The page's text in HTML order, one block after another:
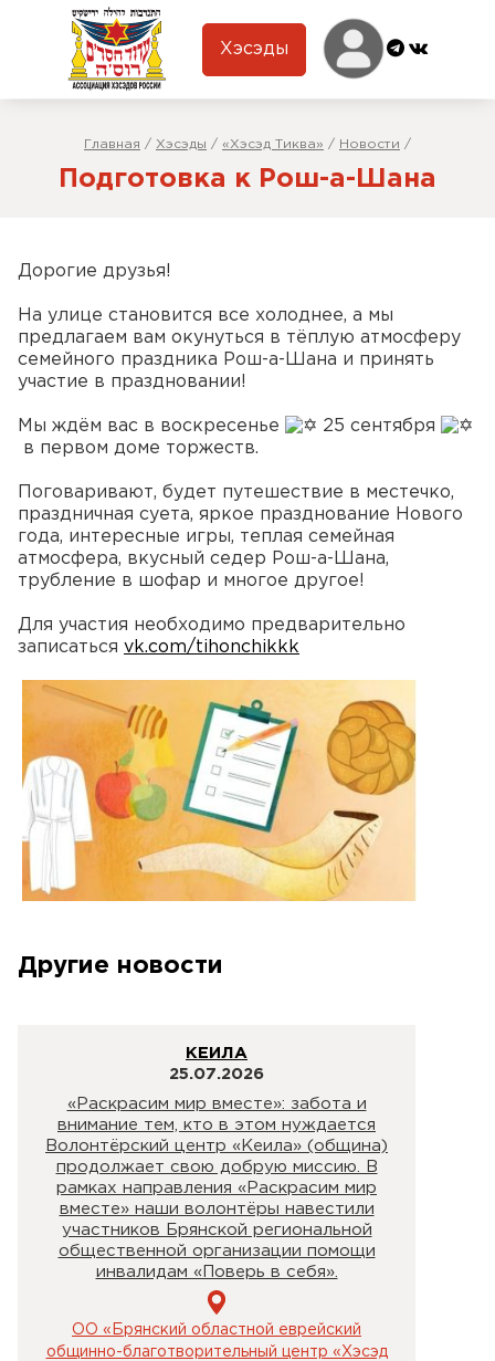
Хэсэды
Главная / Хэсэды / «Хэсэд Тиква» / Новости /
Подготовка к Рош-а-Шана
Дорогие друзья!
На улице становится все холоднее, а мы
предлагаем вам окунуться в тёплую атмосферу
семейного праздника Рош-а-Шана и принять
участие в праздновании!
Мы ждём вас в воскресенье
25 сентября
в первом доме торжеств.
Поговаривают, будет путешествие в местечко,
праздничная суета, яркое празднование Нового
года, интересные игры, теплая семейная
атмосфера, вкусный седер Рош-а-Шана,
трубление в шофар и многое другое!
Для участия необходимо предварительно
записаться vk.com/tihonchikkk
Другие новости
КЕИЛА
25.07.2026
«Раскрасим мир вместе»: забота и
внимание тем, кто в этом нуждается
Волонтёрский центр «Кеила» (община)
продолжает свою добрую миссию. В
рамках направления «Раскрасим мир
вместе» наши волонтёры навестили
участников Брянской региональной
общественной организации помощи
инвалидам «Поверь в себя».
ОО «Брянский областной еврейский
общинно-благотворительный центр «Хэсэд